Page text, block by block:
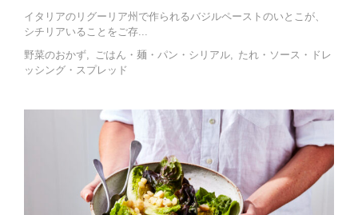
イタリアのリグーリア州で作られるバジルペーストのいとこが、
シチリアいることをご存...
野菜のおかず
ごはん・麺・パン・シリアル
たれ・ソース・ドレ
ッシング・スプレッド